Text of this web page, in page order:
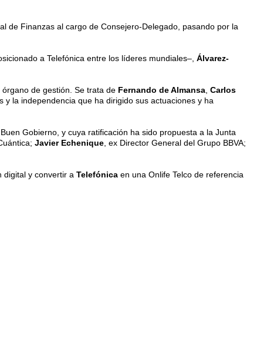
de Finanzas al cargo de Consejero-Delegado, pasando por la
a Telefónica entre los líderes mundiales–, Álvarez-
de gestión. Se trata de Fernando de Almansa Carlos
y la independencia que ha dirigido sus actuaciones y ha
Gobierno, y cuya ratificación ha sido propuesta a la Junta
Javier Echenique , ex Director General del Grupo BBVA;
digital y convertir a Telefónica en una Onlife Telco de referencia